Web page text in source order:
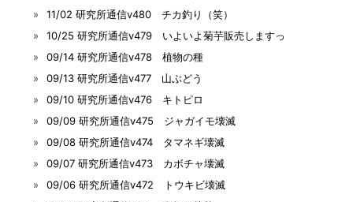
11/02 研究所通信v480 チカ釣り（笑）
10/25 研究所通信v479 いよいよ菊芋販売しますっ
09/14 研究所通信v478 植物の種
09/13 研究所通信v477 山ぶどう
09/10 研究所通信v476 キトピロ
09/09 研究所通信v475 ジャガイモ壊滅
09/08 研究所通信v474 タマネギ壊滅
09/07 研究所通信v473 カボチャ壊滅
09/06 研究所通信v472 トウキビ壊滅